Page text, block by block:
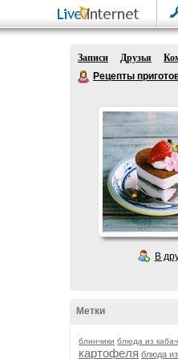
Записи Друзья
Рецепты
В
Метки
блинчики блюда из
картофеля блюда